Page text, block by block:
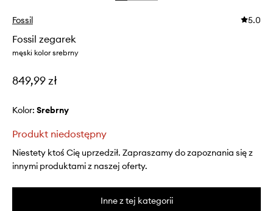
Fossil 5.0
Fossil zegarek
męski kolor srebrny
849,99 zł
Kolor: srebrny
Produkt niedostępny
Niestety ktoś Cię uprzedził. Zapraszamy do zapoznania się z
innymi produktami z naszej oferty.
Inne z tej kategorii